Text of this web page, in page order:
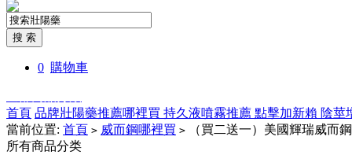
0 購物車
首頁 品牌壯陽藥推薦哪裡買 持久液噴霧推薦 點擊加新賴 陰莖
當前位置: 首頁 > 威而鋼哪裡買 > （買二送一）美國輝瑞威而
所有商品分类